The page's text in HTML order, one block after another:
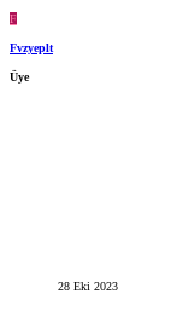
F
Fvzyeplt
Üye
28 Eki 2023